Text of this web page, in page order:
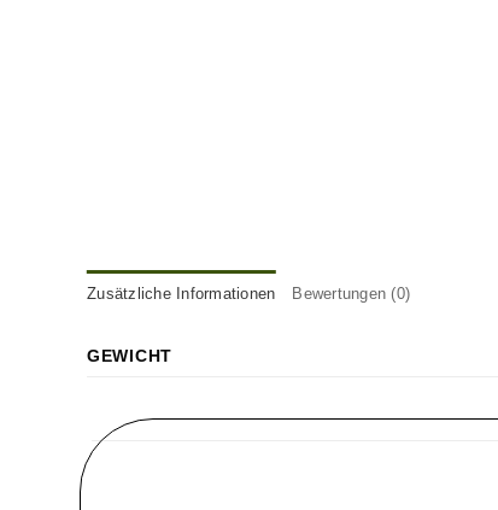
Zusätzliche Informationen Bewertungen (0)
GEWICHT